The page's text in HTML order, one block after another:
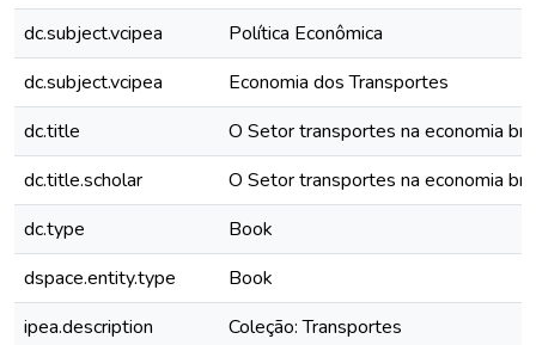
dc.subject.vcipea
Política Econômica
dc.subject.vcipea
Economia dos Transportes
dc.title
O Setor transportes na economia
dc.title.scholar
O Setor transportes na economia
dc.type
Book
dspace.entity.type
Book
ipea.description
Coleção: Transportes